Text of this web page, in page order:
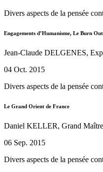
Divers aspects de la pensée
Engagements d’Humanisme, Le Burn Out
Jean-Claude DELGENES,
04 Oct. 2015
Divers aspects de la pensée
Le Grand Orient de France
Daniel KELLER, Grand
06 Sep. 2015
Divers aspects de la pensée